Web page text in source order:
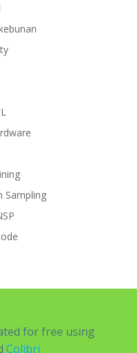
Sampling
for free using
Colibri